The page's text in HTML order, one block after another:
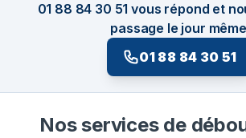
01 88 84 30 51 vous répond et
passage le jour
01 88 84 30 51
Nos services de